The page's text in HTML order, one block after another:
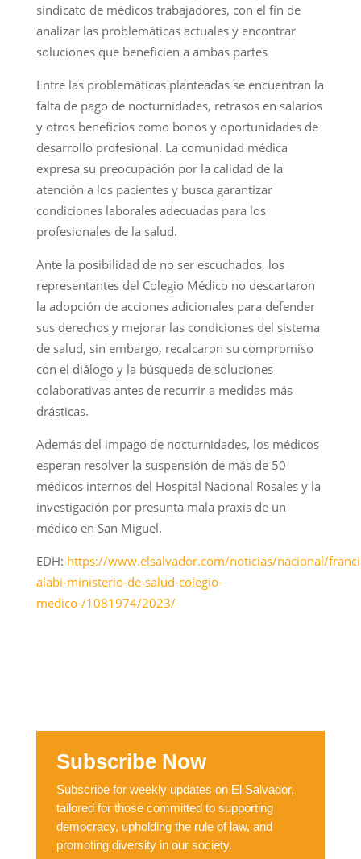
sindicato de médicos trabajadores, con el fin de
analizar las problemáticas actuales y encontrar
soluciones que beneficien a ambas partes
Entre las problemáticas planteadas se encuentran la
falta de pago de nocturnidades, retrasos en salarios
y otros beneficios como bonos y oportunidades de
desarrollo profesional. La comunidad médica
expresa su preocupación por la calidad de la
atención a los pacientes y busca garantizar
condiciones laborales adecuadas para los
profesionales de la salud.
Ante la posibilidad de no ser escuchados, los
representantes del Colegio Médico no descartaron
la adopción de acciones adicionales para defender
sus derechos y mejorar las condiciones del sistema
de salud, sin embargo, recalcaron su compromiso
con el diálogo y la búsqueda de soluciones
colaborativas antes de recurrir a medidas más
drásticas.
Además del impago de nocturnidades, los médicos
esperan resolver la suspensión de más de 50
médicos internos del Hospital Nacional Rosales y la
investigación por presunta mala praxis de un
médico en San Miguel.
EDH: https://www.elsalvador.com/noticias/nacional/
alabi-ministerio-de-salud-colegio-
medico-/1081974/2023/
Subscribe Now
Subscribe for weekly updates on El Salvador,
tailored for those committed to supporting
democracy, upholding the rule of law, and
promoting diversity in our society.